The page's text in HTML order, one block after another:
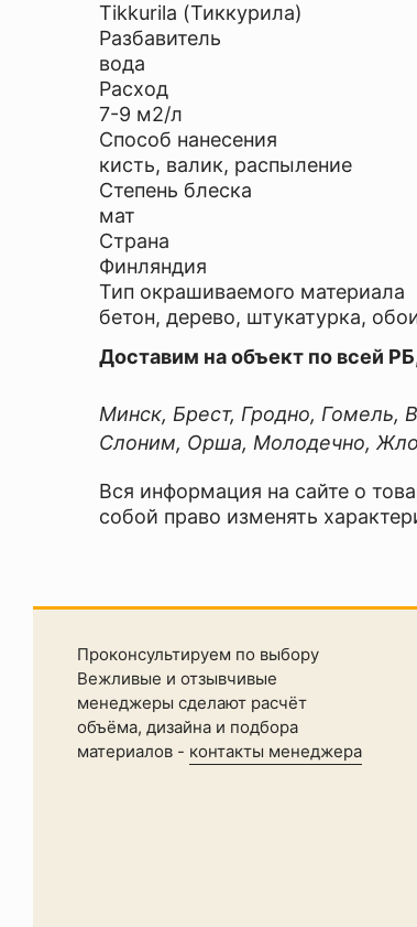
Tikkurila (Тиккурила)
Разбавитель
вода
Расход
7-9 м2/л
Способ нанесения
кисть, валик, распыление
Степень блеска
мат
Страна
Финляндия
Тип окрашиваемого материала
бетон, дерево, штукатурка,
Я
согласен
с
Политикой
конфиденциальности
данного
сайта
Доставим на объект по всей
Минск, Брест, Гродно, Гомель,
Слоним, Орша, Молодечно,
Вся информация на сайте о
собой право изменять
Проконсультируем по выбору
Вежливые и отзывчивые
менеджеры сделают расчёт
объёма, дизайна и подбора
материалов - контакты менеджера